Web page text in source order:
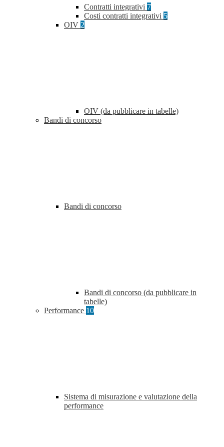
Contratti integrativi 7
Costi contratti integrativi 5
OIV 2
OIV (da pubblicare in tabelle)
Bandi di concorso
Bandi di concorso
Bandi di concorso (da pubblicare in
tabelle)
Performance 10
Sistema di misurazione e valutazione della
performance